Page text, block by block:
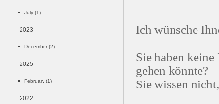
July (1)
2023
December (2)
2025
February (1)
2022
Ich wünsche
Sie haben
gehen könnte?
Sie wissen